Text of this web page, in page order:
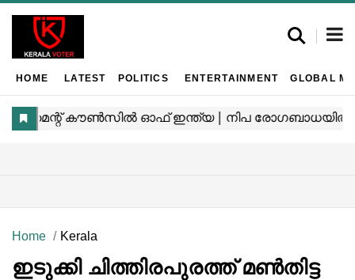
HOME LATEST POLITICS ENTERTAINMENT GLOBAL
Home Kerala
ഇടുക്കി ചിത്തിരപുരത്ത് മൺതിട്ട